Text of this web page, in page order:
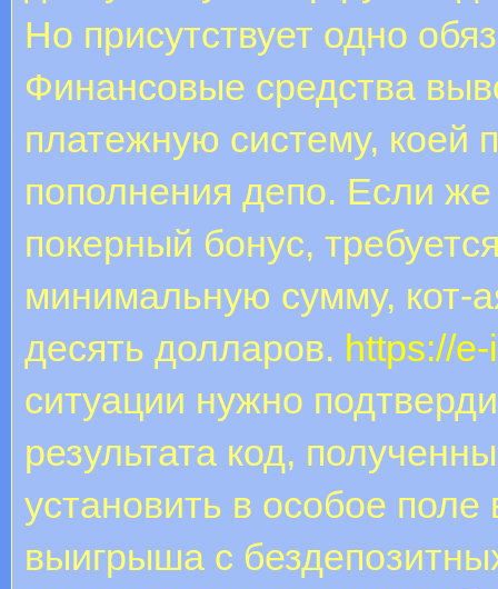
Но присутствует одно
Финансовые средства
платежную систему, коей
пополнения депо. Если
покерный бонус,
минимальную сумму, кот-
десять долларов. https://
ситуации нужно
результата код,
установить в особое
выигрыша с